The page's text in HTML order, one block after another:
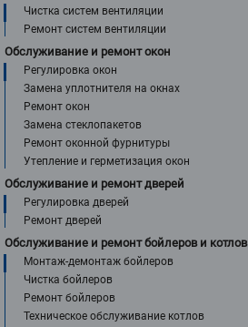
Чистка систем вентиляции
Ремонт систем вентиляции
Обслуживание и ремонт окон
Регулировка окон
Замена уплотнителя на окнах
Ремонт окон
Замена стеклопакетов
Ремонт оконной фурнитуры
Утепление и герметизация окон
Обслуживание и ремонт дверей
Регулировка дверей
Ремонт дверей
Обслуживание и ремонт бойлеров и котлов
Монтаж-демонтаж бойлеров
Чистка бойлеров
Ремонт бойлеров
Техническое обслуживание котлов